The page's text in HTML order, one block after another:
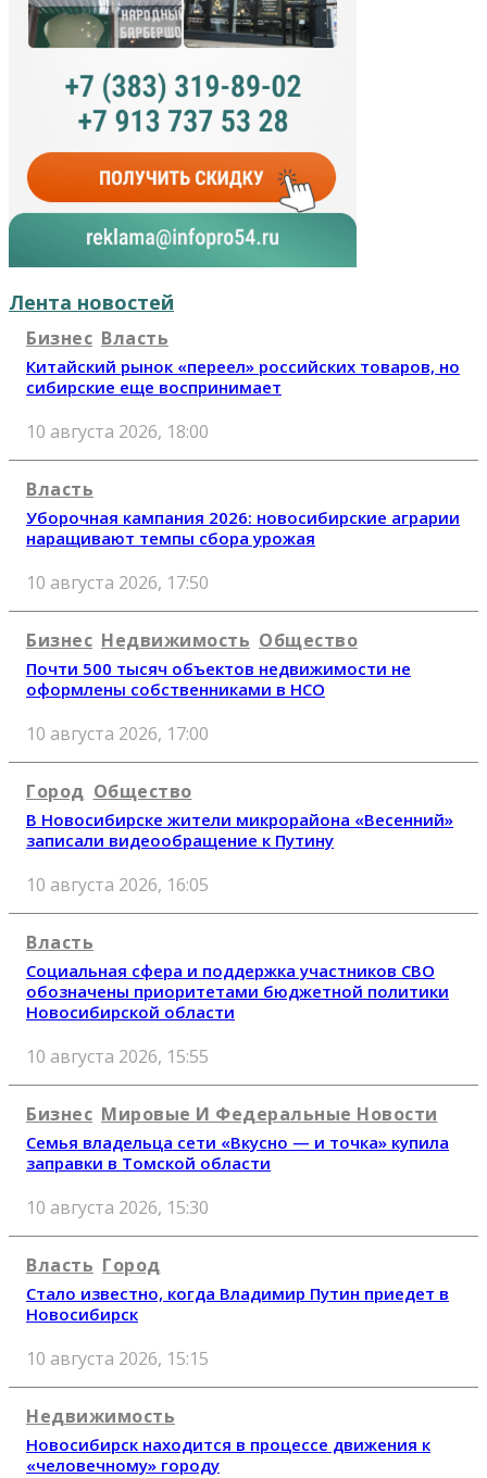
Лента новостей
Бизнес Власть
Китайский рынок «переел» российских товаров, но
сибирские еще воспринимает
10 августа 2026, 18:00
Власть
Уборочная кампания 2026: новосибирские аграрии
наращивают темпы сбора урожая
10 августа 2026, 17:50
Бизнес Недвижимость Общество
Почти 500 тысяч объектов недвижимости не
оформлены собственниками в НСО
10 августа 2026, 17:00
Город Общество
В Новосибирске жители микрорайона «Весенний»
записали видеообращение к Путину
10 августа 2026, 16:05
Власть
Социальная сфера и поддержка участников СВО
обозначены приоритетами бюджетной политики
Новосибирской области
10 августа 2026, 15:55
Бизнес Мировые И Федеральные Новости
Семья владельца сети «Вкусно — и точка» купила
заправки в Томской области
10 августа 2026, 15:30
Власть Город
Стало известно, когда Владимир Путин приедет в
Новосибирск
10 августа 2026, 15:15
Недвижимость
Новосибирск находится в процессе движения к
«человечному» городу